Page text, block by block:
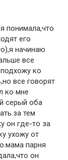
понимала,что
его
начинаю
все
ко
все говорят
ко мне
серый оба
тем
он где-то за
ухожу от
парня
он